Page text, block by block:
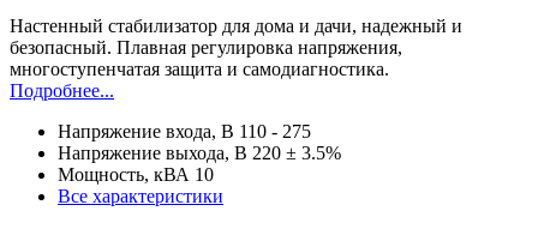
Настенный стабилизатор для дома и дачи, надежный и
безопасный. Плавная регулировка напряжения,
многоступенчатая защита и самодиагностика.
Подробнее...
Напряжение входа, В 110 - 275
Напряжение выхода, В 220 ± 3.5%
Мощность, кВА 10
Все характеристики